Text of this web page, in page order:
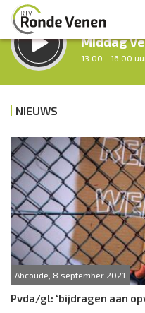
LUISTER LIVE:
Middag
13.00 - 16.00
Vorig uur
Inklappen
NIEUWS
Abcoude, 8 september 2021
Pvda/gl: ‘bijdragen aan